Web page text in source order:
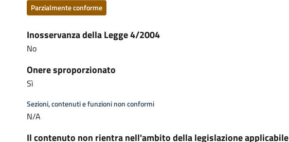
Parzialmente conforme
Inosservanza della Legge 4/2004
No
Onere sproporzionato
Sì
Sezioni, contenuti e funzioni non conformi
N/A
Il contenuto non rientra nell'ambito della legislazione applicabile